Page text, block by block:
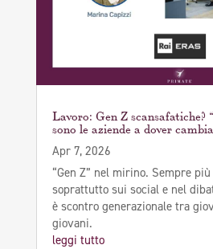
Lavoro: Gen Z scansafatiche?
sono le aziende a dover
Apr 7, 2026
“Gen Z” nel mirino. Sempre più
soprattutto sui social e nel
è scontro generazionale tra
giovani.
leggi tutto